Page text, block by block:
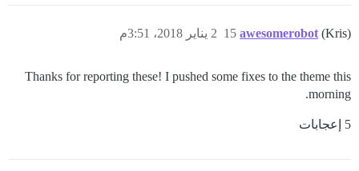
awesomerobot (Kris) 2 يناير 2018، 3:51م 15
Thanks for reporting these! I pushed some fixes to the theme this
morning.
5 إعجابات